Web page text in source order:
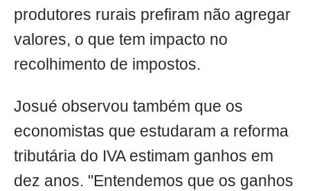
produtores rurais prefiram não agregar
valores, o que tem impacto no
recolhimento de impostos.
Josué observou também que os
economistas que estudaram a reforma
tributária do IVA estimam ganhos em
dez anos. "Entendemos que os ganhos